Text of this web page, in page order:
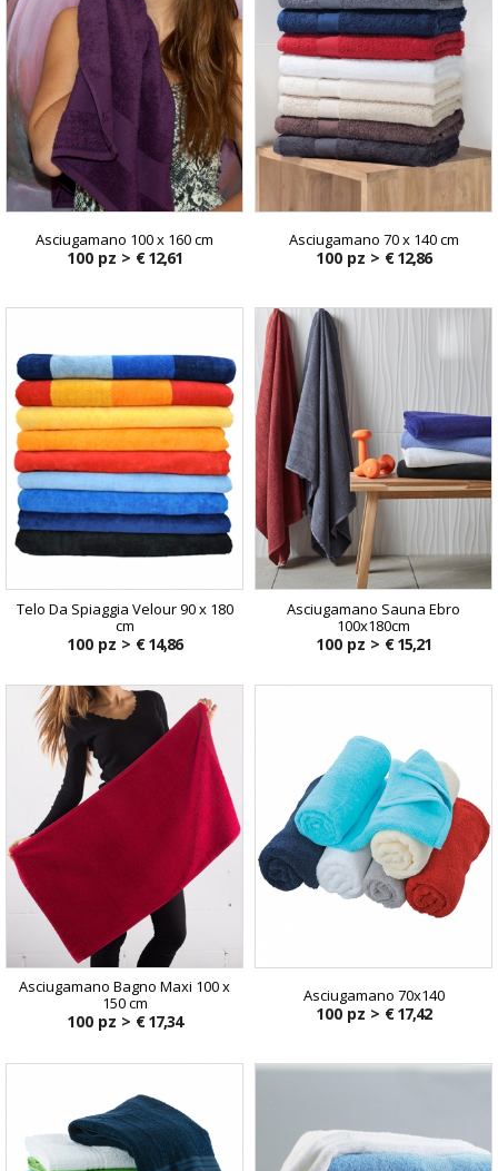
Asciugamano 100 x 160 cm
100 pz > € 12,61
Asciugamano 70 x 140 cm
100 pz > € 12,86
Telo Da Spiaggia Velour 90 x 180
cm
100 pz > € 14,86
Asciugamano Sauna Ebro
100x180cm
100 pz > € 15,21
Asciugamano Bagno Maxi 100 x
150 cm
100 pz > € 17,34
Asciugamano 70x140
100 pz > € 17,42